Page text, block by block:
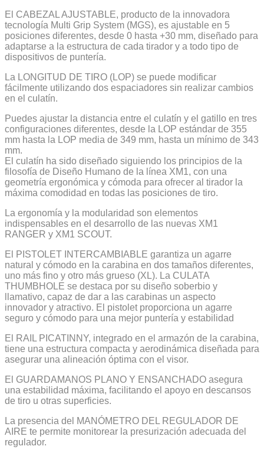
El CABEZAL AJUSTABLE, producto de la innovadora
tecnología Multi Grip System (MGS), es ajustable en 5
posiciones diferentes, desde 0 hasta +30 mm, diseñado para
adaptarse a la estructura de cada tirador y a todo tipo de
dispositivos de puntería.
La LONGITUD DE TIRO (LOP) se puede modificar
fácilmente utilizando dos espaciadores sin realizar cambios
en el culatín.
Puedes ajustar la distancia entre el culatín y el gatillo en tres
configuraciones diferentes, desde la LOP estándar de 355
mm hasta la LOP media de 349 mm, hasta un mínimo de 343
mm.
El culatín ha sido diseñado siguiendo los principios de la
filosofía de Diseño Humano de la línea XM1, con una
geometría ergonómica y cómoda para ofrecer al tirador la
máxima comodidad en todas las posiciones de tiro.
La ergonomía y la modularidad son elementos
indispensables en el desarrollo de las nuevas XM1
RANGER y XM1 SCOUT.
El PISTOLET INTERCAMBIABLE garantiza un agarre
natural y cómodo en la carabina en dos tamaños diferentes,
uno más fino y otro más grueso (XL). La CULATA
THUMBHOLE se destaca por su diseño soberbio y
llamativo, capaz de dar a las carabinas un aspecto
innovador y atractivo. El pistolet proporciona un agarre
seguro y cómodo para una mejor puntería y estabilidad
El RAIL PICATINNY, integrado en el armazón de la carabina,
tiene una estructura compacta y aerodinámica diseñada para
asegurar una alineación óptima con el visor.
El GUARDAMANOS PLANO Y ENSANCHADO asegura
una estabilidad máxima, facilitando el apoyo en descansos
de tiro u otras superficies.
La presencia del MANÓMETRO DEL REGULADOR DE
AIRE te permite monitorear la presurización adecuada del
regulador.